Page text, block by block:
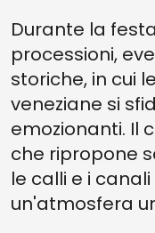
Durante la
processioni,
storiche, in cui le
veneziane si
emozionanti. Il
che ripropone
le calli e i
un'atmosfera